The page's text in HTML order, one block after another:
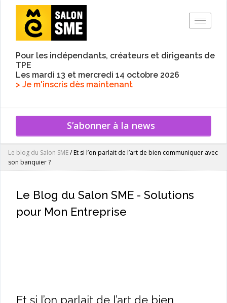
Pour les indépendants, créateurs et dirigeants de
TPE
Les mardi 13 et mercredi 14 octobre 2026
> Je m'inscris dès maintenant
S’abonner à la news
Le blog du Salon SME/Et si l’on parlait de l’art de bien communiquer avec
son banquier ?
Le Blog du Salon SME - Solutions
pour Mon Entreprise
Et si l’on parlait de l’art de bien